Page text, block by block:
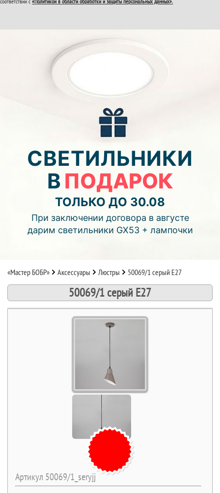
ВТОРОЙ И ТРЕТИЙ
ПОТОЛОК
В ПОДАРОК!
До конца акции:
04 13 13
дней часов мин.
Подробнее об акции >>
Монтаж двухуровнего потолка
с фотопечатью и подсветкой (смотреть видео)
СВЕТИЛЬНИКИ
ВПОДАРОК
ТОЛЬКО ДО 30.08
При заключении договора в августе
дарим светильники GX53 + лампочки
«Мастер БОБР» Аксессуары Люстры 50069/1 серый E27
50069/1 серый E27
Артикул 50069/1_seryjj